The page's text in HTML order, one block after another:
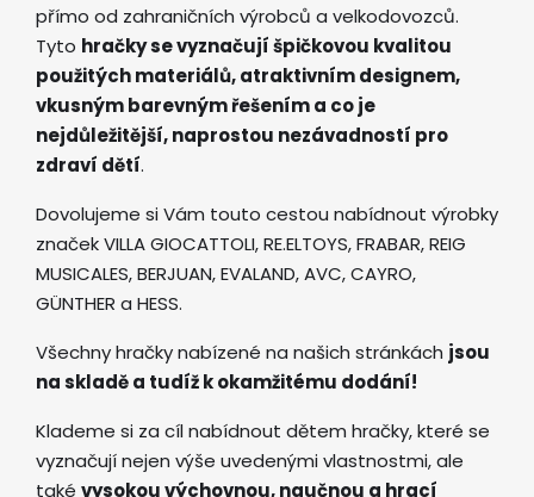
přímo od zahraničních výrobců a velkodovozců.
Tyto hračky se vyznačují špičkovou kvalitou
použitých materiálů, atraktivním designem,
vkusným barevným řešením a co je
nejdůležitější, naprostou nezávadností pro
zdraví dětí.
Dovolujeme si Vám touto cestou nabídnout výrobky
značek VILLA GIOCATTOLI, RE.ELTOYS, FRABAR, REIG
MUSICALES, BERJUAN, EVALAND, AVC, CAYRO,
GÜNTHER a HESS.
Všechny hračky nabízené na našich stránkách jsou
na skladě a tudíž k okamžitému dodání!
Klademe si za cíl nabídnout dětem hračky, které se
vyznačují nejen výše uvedenými vlastnostmi, ale
také vysokou výchovnou, naučnou a hrací